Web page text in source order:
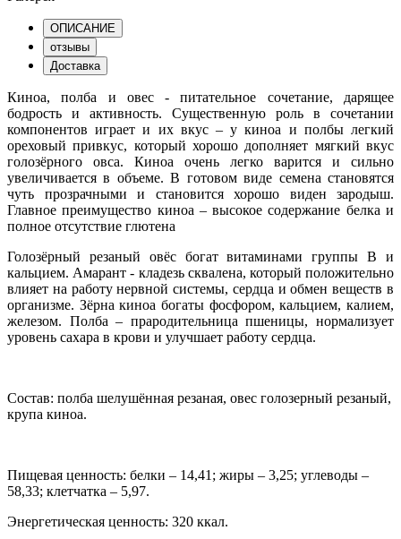
ОПИСАНИЕ
отзывы
Доставка
Киноа, полба и овес - питательное сочетание, дарящее
бодрость и активность. Существенную роль в сочетании
компонентов играет и их вкус – у киноа и полбы легкий
ореховый привкус, который хорошо дополняет мягкий вкус
голозёрного овса. Киноа очень легко варится и сильно
увеличивается в объеме. В готовом виде семена становятся
чуть прозрачными и становится хорошо виден зародыш.
Главное преимущество киноа – высокое содержание белка и
полное отсутствие глютена
Голозёрный резаный овёс богат витаминами группы B и
кальцием. Амарант - кладезь сквалена, который положительно
влияет на работу нервной системы, сердца и обмен веществ в
организме. Зёрна киноа богаты фосфором, кальцием, калием,
железом. Полба – прародительница пшеницы, нормализует
уровень сахара в крови и улучшает работу сердца.
Состав: полба шелушённая резаная, овес голозерный резаный,
крупа киноа.
Пищевая ценность: белки – 14,41; жиры – 3,25; углеводы –
58,33; клетчатка – 5,97.
Энергетическая ценность: 320 ккал.